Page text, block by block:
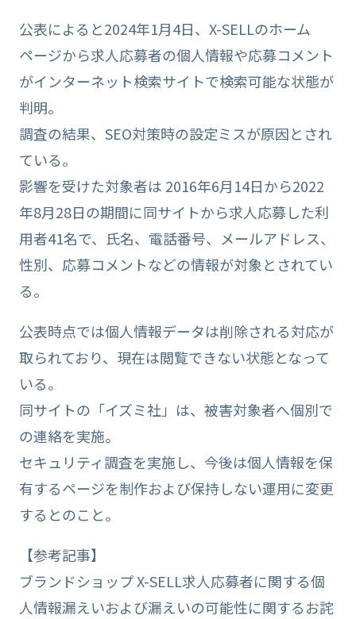
公表によると2024年1月4日、X-SELLのホーム
ページから求人応募者の個人情報や応募コメント
がインターネット検索サイトで検索可能な状態が
判明。
調査の結果、SEO対策時の設定ミスが原因とされ
ている。
影響を受けた対象者は 2016年6月14日から2022
年8月28日の期間に同サイトから求人応募した利
用者41名で、氏名、電話番号、メールアドレス、
性別、応募コメントなどの情報が対象とされてい
る。
公表時点では個人情報データは削除される対応が
取られており、現在は閲覧できない状態となって
いる。
同サイトの「イズミ社」は、被害対象者へ個別で
の連絡を実施。
セキュリティ調査を実施し、今後は個人情報を保
有するページを制作および保持しない運用に変更
するとのこと。
【参考記事】
ブランドショップ X-SELL求人応募者に関する個
人情報漏えいおよび漏えいの可能性に関するお詫